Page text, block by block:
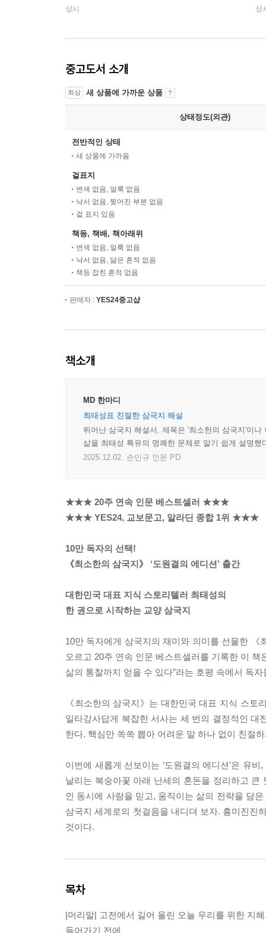
상시 상
중고도서 소개
최상 새 상품에 가까운 상품
상태정도(외관)
전반적인 상태
새 상품에 가까움
겉표지
변색 없음, 얼룩 없음
낙서 없음, 찢어진 부분 없음
겉 표지 있음
책등, 책배, 책아래위
변색 없음, 얼룩 없음
낙서 없음, 닳은 흔적 없음
책등 접힌 흔적 없음
판매자 : YES24중고샵
책소개
MD 한마디
최태성표 친절한 삼국지 해설
뛰어난 삼국지 해설서. 제목은 '최소한의 삼국지'이
삶을 최태성 특유의 명쾌한 문체로 알기 쉽게 설명했
2025.12.02. 손민규 인문 PD
★★★ 20주 연속 인문 베스트셀러 ★★★
★★★ YES24, 교보문고, 알라딘 종합 1위 ★★★
10만 독자의 선택!
《최소한의 삼국지》 ‘도원결의 에디션’ 출간
대한민국 대표 지식 스토리텔러 최태성의
한 권으로 시작하는 교양 삼국지
10만 독자에게 삼국지의 재미와 의미를 선물한
오르고 20주 연속 인문 베스트셀러를 기록한 이 책
삶의 통찰까지 얻을 수 있다”라는 호평 속에서 독
《최소한의 삼국지》는 대한민국 대표 지식 스토
일타강사답게 복잡한 서사는 세 번의 결정적인
한다. 핵심만 쏙쏙 뽑아 어려운 말 하나 없이 친절
이번에 새롭게 선보이는 ‘도원결의 에디션’은 유
날리는 복숭아꽃 아래 난세의 혼돈을 정리하고
인 동시에 사람을 믿고, 움직이는 삶의 전략을 담
삼국지 세계로의 첫걸음을 내디뎌 보자. 흥미진진
것이다.
목차
|머리말| 고전에서 길어 올린 오늘 우리를 위한 지
들어가기 전에